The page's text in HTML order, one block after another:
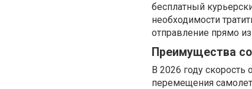
бесплатный
необходимости
отправление прямо
Преимущества
В 2026 году скорость
перемещения